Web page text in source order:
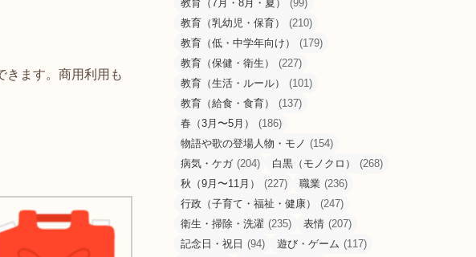
きます。商用利用も
教育（7月・8月・夏）
(99)
教育（乳幼児・保育）
(210)
教育（低・中学年向け）
(179)
教育（保健・衛生）
(227)
教育（生活・ルール）
(101)
教育（給食・食育）
(137)
春（3月〜5月）
(186)
物語や歌の登場人物・モノ (154)
病気・ケガ (204) 白黒（モノクロ）
(268)
秋（9月〜11月）
(227) 職業 (236)
行政（子育て・福祉・健康）
(247)
衛生・掃除・洗濯 (235) 表情 (207)
記念日・祝日 (94) 遊び・ゲーム (117)